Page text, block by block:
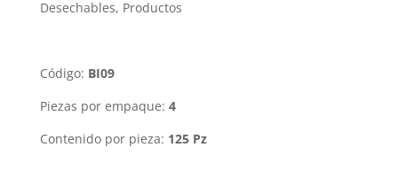
Desechables, Productos
Código: BI09
Piezas por empaque: 4
Contenido por pieza: 125 Pz